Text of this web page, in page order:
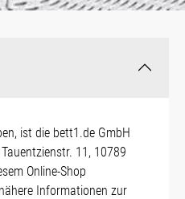
ist die bett1.de GmbH
11, 10789
Online-Shop
Informationen zur